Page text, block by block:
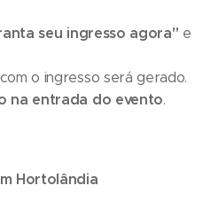
seu ingresso agora" e
o ingresso será gerado.
na entrada do evento.
Hortolândia